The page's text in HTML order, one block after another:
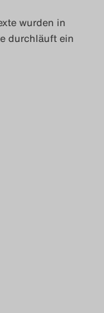
Blog
Blog
Blog
wurden in
durchläuft ein